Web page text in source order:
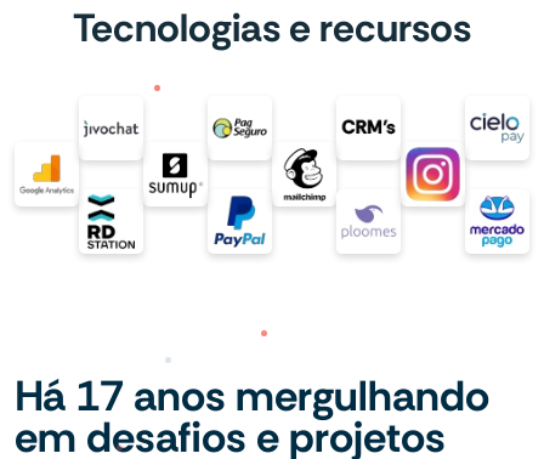
Tecnologias e recursos
Há 17 anos mergulhando
em desafios e projetos